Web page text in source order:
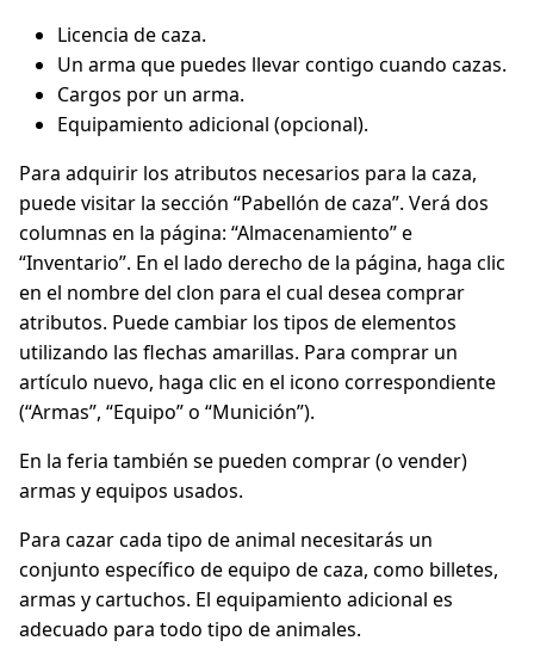
Licencia de caza.
Un arma que puedes llevar contigo cuando cazas.
Cargos por un arma.
Equipamiento adicional (opcional).
Para adquirir los atributos necesarios para la caza,
puede visitar la sección “Pabellón de caza”. Verá dos
columnas en la página: “Almacenamiento” e
“Inventario”. En el lado derecho de la página, haga clic
en el nombre del clon para el cual desea comprar
atributos. Puede cambiar los tipos de elementos
utilizando las flechas amarillas. Para comprar un
artículo nuevo, haga clic en el icono correspondiente
(“Armas”, “Equipo” o “Munición”).
En la feria también se pueden comprar (o vender)
armas y equipos usados.
Para cazar cada tipo de animal necesitarás un
conjunto específico de equipo de caza, como billetes,
armas y cartuchos. El equipamiento adicional es
adecuado para todo tipo de animales.